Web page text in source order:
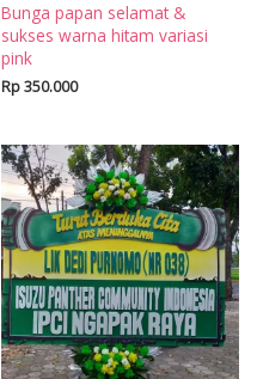
Bunga papan selamat &
sukses warna hitam variasi
pink
Rp350.000